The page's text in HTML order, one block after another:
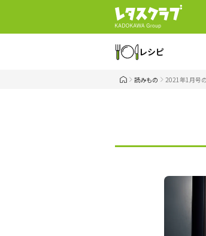
レシピ
読みもの 2021年1月号